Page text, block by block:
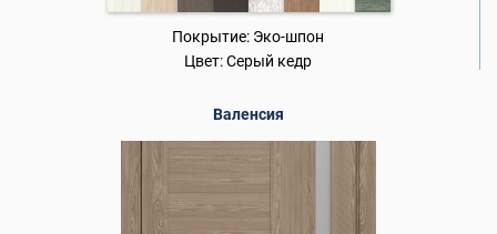
Покрытие: Эко-шпон
Цвет:Серый кедр
Валенсия